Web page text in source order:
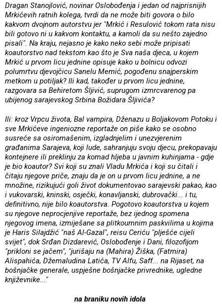
Dragan Stanojlović, novinar Oslobođenja i jedan od najprisnijih
Mrkićevih ratnih kolega, tvrdi da ne može biti govora o bilo
kakvom dvojnom autorstvu jer "Mrkić i Resulović tokom rata nisu
bili gotovo ni u kakvom kontaktu, a kamoli da su nešto zajedno
pisali". Na kraju, nejasno je kako neko sebi može pripisati
koautorstvo nad tekstom kao što je Sva naša djeca, u kojem
Mrkić u prvom licu jednine opisuje kako u bolnicu odvozi
polumrtvu djevojčicu Sanelu Memić, pogođenu snajperskim
metkom u potiljak? Ili kad, također u prvom licu jednine,
razgovara sa Behiretom Šljivić, suprugom izmrcvarenog pa
ubijenog sarajevskog Srbina Božidara Šljivića?
Ili: kroz Vrpcu života, Bal vampira, Dženazu u Boljakovom Potoku i
sve Mrkićeve ingeniozne reportaže on piše kako se osobno
susreće sa osiromašenim, izgladnjelim i unezvjerenim
građanima Sarajeva, koji lude, sahranjuju svoju djecu, prekopavaju
kontejnere ili preklinju za komad hljeba u javnim kuhinjama - gdje
je bio koautor? Svi koji su znali Vladu Mrkića i koji su čitali i
čitaju njegove priče, znaju da je on u prvom licu jednine, a ne
množine, rizikujući goli život dokumentovao sarajevski pakao, kao
i vukovarski, kninski, osječki, konavljanski, dubrovački... i tu,
definitivno, nije bilo koautorstva. Pogotovo koautorstva u kojem
su njegove neprocjenjive reportaže, bez ijednog spomena
njegovog imena, izmiješane sa plitkoumnim paskvilima u kojima
je Haris Silajdžić "naš Al-Gazal", reisu Ceriću "plješće cijeli
svijet", dok Srđan Dizdarević, Oslobođenje i Dani, filozofijom
"prikloni se jačem", "jurišaju na (Mahira) Žiška, (Fatmira)
Alispahića, Džemaludina Latića, TV Alfu, Saff... na Rijaset, na
bošnjačke generale, uspješne bošnjačke privrednike, ugledne
književnike..."
na braniku novih idola